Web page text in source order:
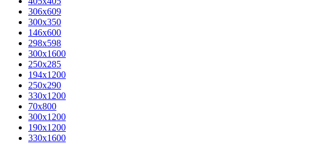
306x609
300x350
146x600
298x598
300x1600
250x285
194x1200
250x290
330x1200
70x800
300x1200
190x1200
330x1600